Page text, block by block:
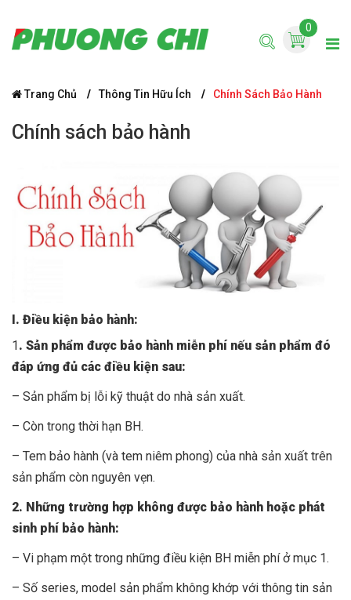
0
Trang Chủ Thông Tin Hữu Ích Chính Sách Bảo Hành
Chính sách bảo hành
I. Điều kiện bảo hành:
1. Sản phẩm được bảo hành miễn phí nếu sản phẩm đó
đáp ứng đủ các điều kiện sau:
– Sản phẩm bị lỗi kỹ thuật do nhà sản xuất.
– Còn trong thời hạn BH.
– Tem bảo hành (và tem niêm phong) của nhà sản xuất trên
sản phẩm còn nguyên vẹn.
2. Những trường hợp không được bảo hành hoặc phát
sinh phí bảo hành:
– Vi phạm một trong những điều kiện BH miễn phí ở mục 1.
– Số series, model sản phẩm không khớp với thông tin sản